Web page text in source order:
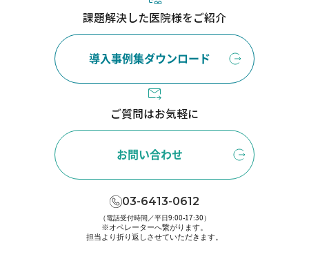
課題解決した医院様をご紹介
導入事例集ダウンロード
ご質問はお気軽に
お問い合わせ
03-6413-0612
（電話受付時間／平日9:00-17:30）
※オペレーターへ繋がります。
担当より折り返しさせていただきます。